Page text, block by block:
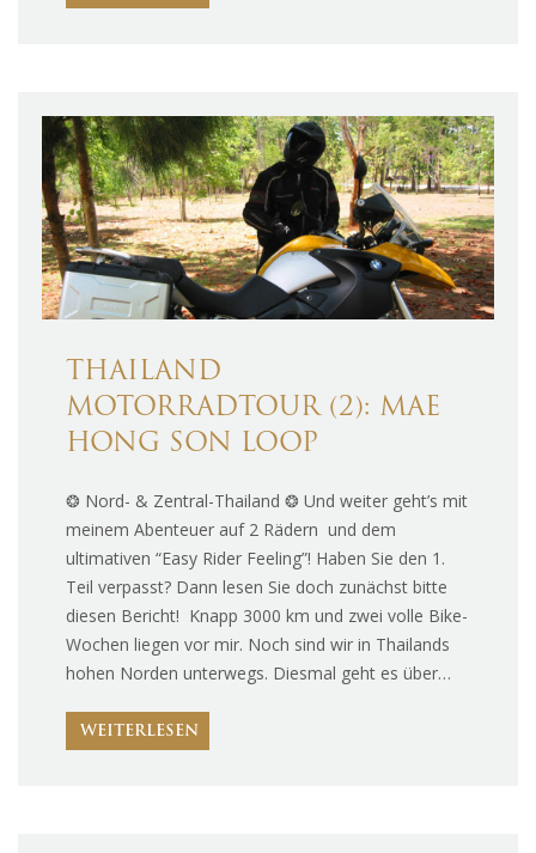
THAILAND
MOTORRADTOUR (2): MAE
HONG SON LOOP
❂ Nord- & Zentral-Thailand ❂ Und weiter geht’s mit
meinem Abenteuer auf 2 Rädern und dem
ultimativen “Easy Rider Feeling”! Haben Sie den 1.
Teil verpasst? Dann lesen Sie doch zunächst bitte
diesen Bericht! Knapp 3000 km und zwei volle Bike-
Wochen liegen vor mir. Noch sind wir in Thailands
hohen Norden unterwegs. Diesmal geht es über…
WEITERLESEN